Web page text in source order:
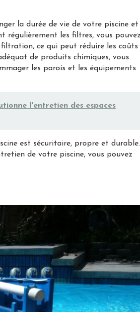
la durée de vie de votre piscine et
régulièrement les filtres, vous
ce qui peut réduire les coûts
de produits chimiques, vous
les parois et les équipements
l'entretien des espaces
est sécuritaire, propre et durable.
de votre piscine, vous pouvez